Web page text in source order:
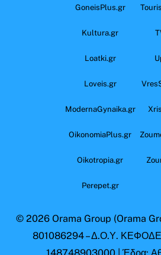
GoneisPlus.gr
Kultura.gr
Loatki.gr
Loveis.gr
ModernaGynaika.gr
OikonomiaPlus.gr
Oikotropia.gr
Perepet.gr
© 2026 Orama Group (Orama
801086294 – Δ.Ο.Υ. ΚΕΦΟΔΕ